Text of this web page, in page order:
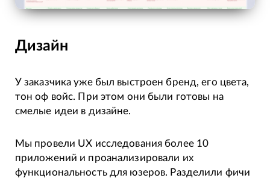
Дизайн
У заказчика уже был выстроен бренд, его цвета,
тон оф войс. При этом они были готовы на
смелые идеи в дизайне.
Мы провели UX исследования более 10
приложений и проанализировали их
функциональность для юзеров. Разделили фичи